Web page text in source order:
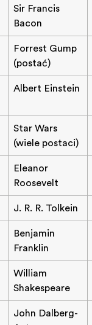
Sir Francis
Bacon
Forrest Gump
(postać)
Albert Einstein
Star Wars
(wiele postaci)
Eleanor
Roosevelt
J. R. R. Tolkein
Benjamin
Franklin
William
Shakespeare
John Dalberg-